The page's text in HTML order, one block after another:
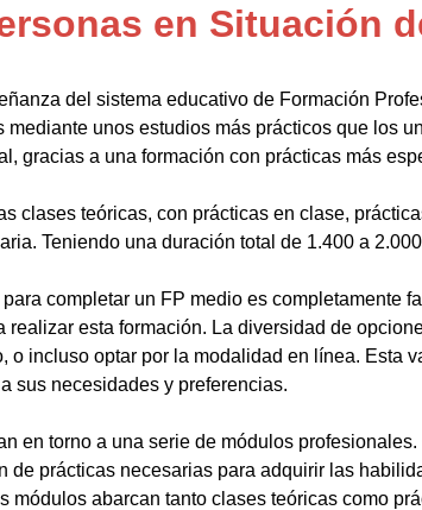
en Situación
del sistema educativo de Formación
unos estudios más prácticos que los
gracias a una formación con prácticas más
clases teóricas, con prácticas en clase,
Teniendo una duración total de 1.400 a
completar un FP medio es completamente
esta formación. La diversidad de
incluso optar por la modalidad en línea. Esta
sus necesidades y preferencias.
en torno a una serie de módulos
prácticas necesarias para adquirir las
abarcan tanto clases teóricas como